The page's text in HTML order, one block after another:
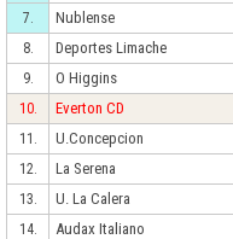
7.
Nublense
8.
Deportes Limache
9.
O Higgins
10.
Everton CD
11.
U.Concepcion
12.
La Serena
13.
U. La Calera
14.
Audax Italiano